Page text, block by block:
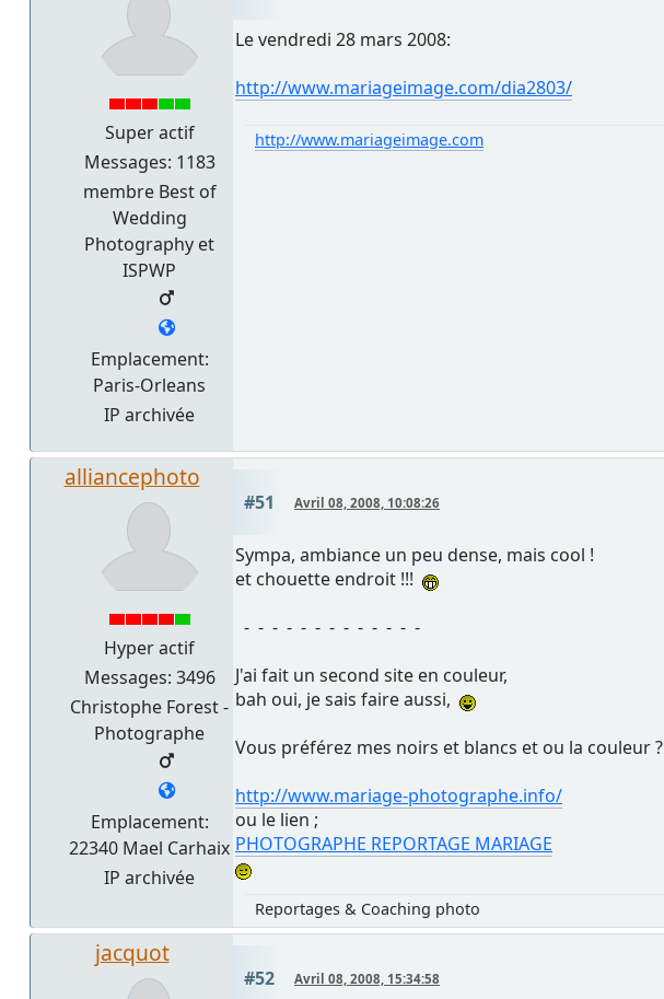
Super actif
Messages: 1183
membre Best of
Wedding
Photography et
ISPWP
Emplacement:
Paris-Orleans
IP archivée
Le vendredi 28 mars 2008:
http://www.mariageimage.com/dia2803/
http://www.mariageimage.com
alliancephoto
Hyper actif
Messages: 3496
Christophe Forest -
Photographe
Emplacement:
22340 Mael Carhaix
IP archivée
#51 Avril 08, 2008, 10:08:26
Sympa, ambiance un peu dense, mais cool !
et chouette endroit !!!
- - - - - - - - - - - - -
J'ai fait un second site en couleur,
bah oui, je sais faire aussi,
Vous préférez mes noirs et blancs et ou la couleur ?
http://www.mariage-photographe.info/
ou le lien ;
PHOTOGRAPHE REPORTAGE MARIAGE
Reportages & Coaching photo
jacquot
#52 Avril 08, 2008, 15:34:58